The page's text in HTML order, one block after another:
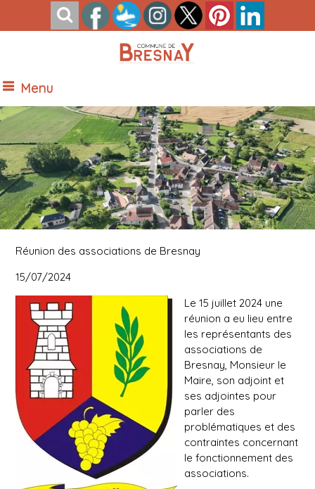
Menu
Réunion des associations de Bresnay
15/07/2024
Le 15 juillet 2024 une
réunion a eu lieu entre
les représentants des
associations de
Bresnay, Monsieur le
Maire, son adjoint et
ses adjointes pour
parler des
problématiques et des
contraintes concernant
le fonctionnement des
associations.